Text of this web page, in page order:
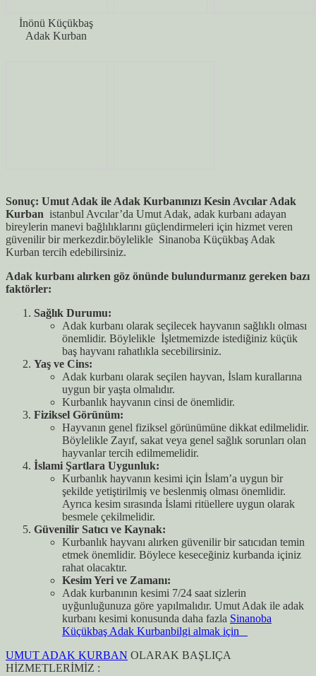
İnönü Küçükbaş
Adak Kurban
Sonuç: Umut Adak ile Adak Kurbanınızı Kesin Avcılar Adak
Kurban istanbul Avcılar’da Umut Adak, adak kurbanı adayan
bireylerin manevi bağlılıklarını güçlendirmeleri için hizmet veren
güvenilir bir merkezdir.böylelikle Sinanoba Küçükbaş Adak
Kurban tercih edebilirsiniz.
Adak kurbanı alırken göz önünde bulundurmanız gereken bazı
faktörler:
Sağlık Durumu:
Adak kurbanı olarak seçilecek hayvanın sağlıklı olması
önemlidir. Böylelikle İşletmemizde istediğiniz küçük
baş hayvanı rahatlıkla secebilirsiniz.
Yaş ve Cins:
Adak kurbanı olarak seçilen hayvan, İslam kurallarına
uygun bir yaşta olmalıdır.
Kurbanlık hayvanın cinsi de önemlidir.
Fiziksel Görünüm:
Hayvanın genel fiziksel görünümüne dikkat edilmelidir.
Böylelikle Zayıf, sakat veya genel sağlık sorunları olan
hayvanlar tercih edilmemelidir.
İslami Şartlara Uygunluk:
Kurbanlık hayvanın kesimi için İslam’a uygun bir
şekilde yetiştirilmiş ve beslenmiş olması önemlidir.
Ayrıca kesim sırasında İslami ritüellere uygun olarak
besmele çekilmelidir.
Güvenilir Satıcı ve Kaynak:
Kurbanlık hayvanı alırken güvenilir bir satıcıdan temin
etmek önemlidir. Böylece keseceğiniz kurbanda içiniz
rahat olacaktır.
Kesim Yeri ve Zamanı:
Adak kurbanının kesimi 7/24 saat sizlerin
uyğunluğunuza göre yapılmalıdır. Umut Adak ile adak
kurbanı kesimi konusunda daha fazla Sinanoba
Küçükbaş Adak Kurbanbilgi almak için
UMUT ADAK KURBAN OLARAK BAŞLIÇA
HİZMETLERİMİZ :